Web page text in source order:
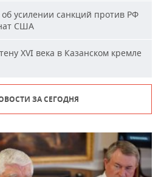
об усилении санкций против РФ
США
XVI века в Казанском кремле
ЗА СЕГОДНЯ